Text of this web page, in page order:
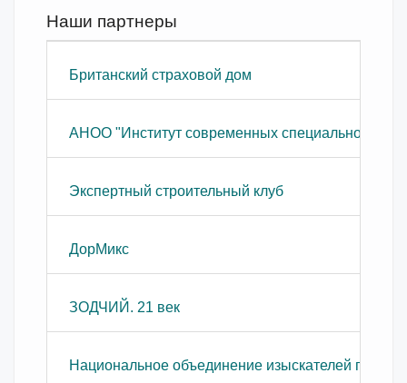
Наши партнеры
Британский страховой дом
АНОО "Институт современных специальностей"
Экспертный строительный клуб
ДорМикс
ЗОДЧИЙ. 21 век
Национальное объединение изыскателей